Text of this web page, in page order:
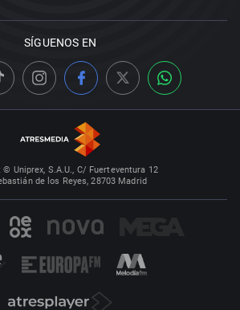
SÍGUENOS EN
© Uniprex, S.A.U., C/ Fuerteventura 12
de los Reyes, 28703 Madrid